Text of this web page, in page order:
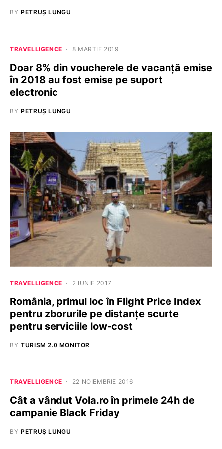
BY PETRUȘ LUNGU
TRAVELLIGENCE 8 MARTIE 2019
Doar 8% din voucherele de vacanță emise
în 2018 au fost emise pe suport
electronic
BY PETRUȘ LUNGU
TRAVELLIGENCE 2 IUNIE 2017
România, primul loc în Flight Price Index
pentru zborurile pe distanţe scurte
pentru serviciile low-cost
BY TURISM 2.0 MONITOR
TRAVELLIGENCE 22 NOIEMBRIE 2016
Cât a vândut Vola.ro în primele 24h de
campanie Black Friday
BY PETRUȘ LUNGU